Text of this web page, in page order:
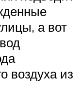
а вот
воздуха из